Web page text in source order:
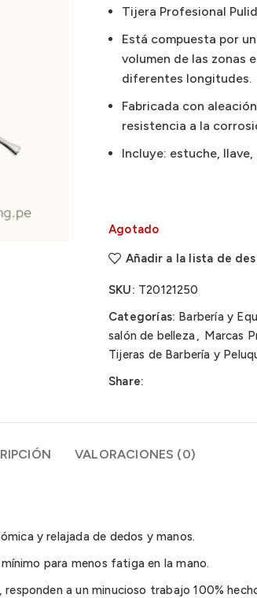
Tijera Profesional
Está compuesta por
volumen de las zonas
diferentes longitudes.
Fabricada con
resistencia a la
Incluye: estuche,
Agotado
Añadir a la lista de
SKU: T20121250
Categorías: Barbería y
salón de belleza, Marcas
Tijeras de Barbería y
Share:
VALORACIONES (0)
y relajada de dedos y manos.
para menos fatiga en la mano.
a un minucioso trabajo 100%